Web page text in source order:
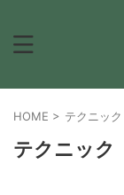
HOME > テクニック
テクニック